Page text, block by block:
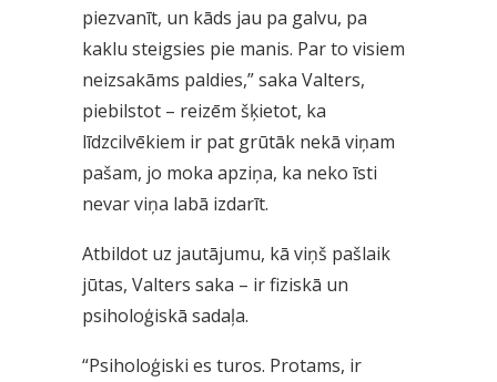
piezvanīt, un kāds jau pa galvu, pa
kaklu steigsies pie manis. Par to visiem
neizsakāms paldies,” saka Valters,
piebilstot – reizēm šķietot, ka
līdzcilvēkiem ir pat grūtāk nekā viņam
pašam, jo moka apziņa, ka neko īsti
nevar viņa labā izdarīt.
Atbildot uz jautājumu, kā viņš pašlaik
jūtas, Valters saka – ir fiziskā un
psiholoģiskā sadaļa.
“Psiholoģiski es turos. Protams, ir